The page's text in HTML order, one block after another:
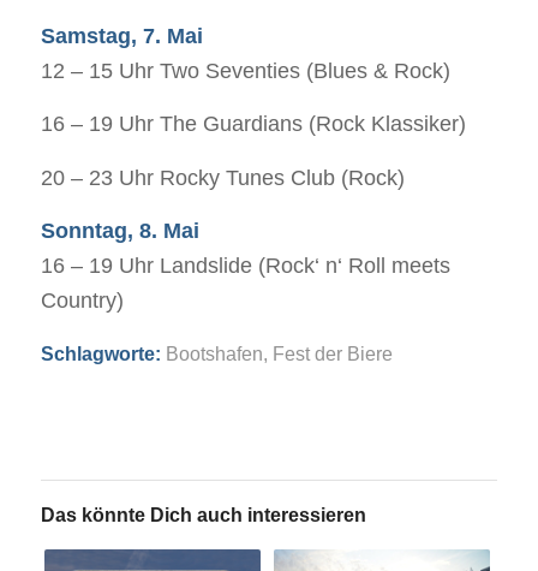
Samstag, 7. Mai
12 – 15 Uhr Two Seventies (Blues & Rock)
16 – 19 Uhr The Guardians (Rock Klassiker)
20 – 23 Uhr Rocky Tunes Club (Rock)
Sonntag, 8. Mai
16 – 19 Uhr Landslide (Rock‘ n‘ Roll meets
Country)
Schlagworte: Bootshafen, Fest der Biere
Das könnte Dich auch interessieren